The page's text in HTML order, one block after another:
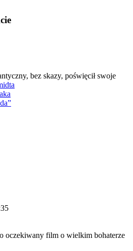
bez skazy, poświęcił swoje
oczekiwany film o wielkim bohaterze